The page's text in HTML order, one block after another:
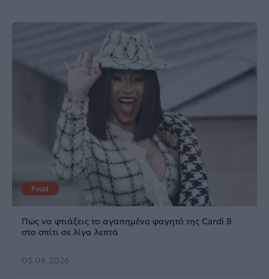
Food
Πώς να φτιάξεις το αγαπημένο φαγητό της Cardi B
στο σπίτι σε λίγα λεπτά
05.08.2026